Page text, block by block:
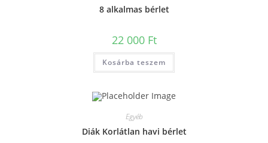
8 alkalmas bérlet
22 000 Ft
Kosárba teszem
Egyéb
Diák Korlátlan havi bérlet